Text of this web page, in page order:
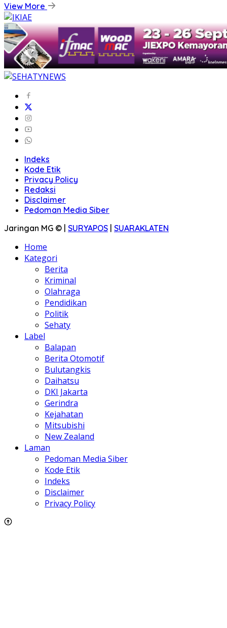
View More
Indeks
Kode Etik
Privacy Policy
Redaksi
Disclaimer
Pedoman Media Siber
Jaringan MG © | SURYAPOS | SUARAKLATEN
Home
Kategori
Berita
Kriminal
Olahraga
Pendidikan
Politik
Sehaty
Label
Balapan
Berita Otomotif
Bulutangkis
Daihatsu
DKI Jakarta
Gerindra
Kejahatan
Mitsubishi
New Zealand
Laman
Pedoman Media Siber
Kode Etik
Indeks
Disclaimer
Privacy Policy